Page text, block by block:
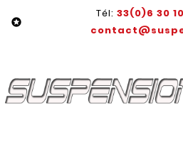

Tél: 33(0)6 30